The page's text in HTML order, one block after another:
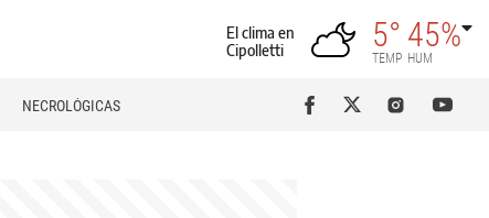
El clima en
Cipolletti
5°
TEMP
45%
HUM
NECROLÓGICAS